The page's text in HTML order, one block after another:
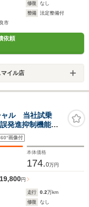
修復
なし
整備
法定整備付
市
依頼
イル店
ャル 当社試乗
発進抑制機能
オーディオス
ム アイドリン
画像付
本体価格
174.0万円
19,800円
走行 0.2万km
修復
なし